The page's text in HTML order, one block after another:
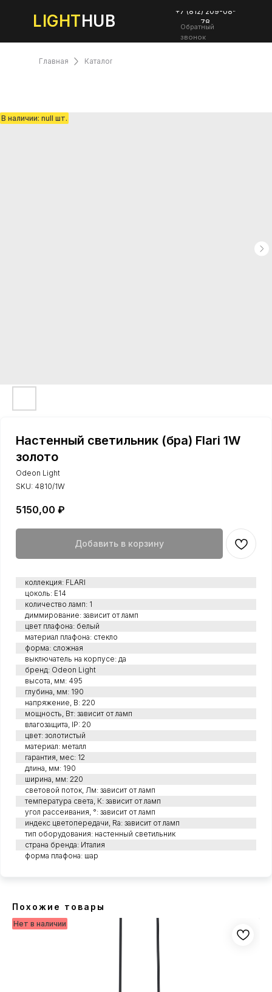
LIGHTHUB
+7 (812) 209-08-
78
Обратный
звонок
Каталог
Главная
Настенный светильник (бра) Flari 1W
золото
Odeon Light
SKU: 4810/1W
5150,00 ₽
Добавить в корзину
коллекция: FLARI
цоколь: Е14
количество ламп: 1
диммирование: зависит от ламп
цвет плафона: белый
материал плафона: стекло
форма: сложная
выключатель на корпусе: да
бренд: Odeon Light
высота, мм: 495
глубина, мм: 190
напряжение, В: 220
мощность, Вт: зависит от ламп
влагозащита, IP: 20
цвет: золотистый
материал: металл
гарантия, мес: 12
длина, мм: 190
ширина, мм: 220
световой поток, Лм: зависит от ламп
температура света, К: зависит от ламп
угол рассеивания, °: зависит от ламп
индекс цветопередачи, Ra: зависит от ламп
тип оборудования: настенный светильник
страна бренда: Италия
форма плафона: шар
Похожие товары